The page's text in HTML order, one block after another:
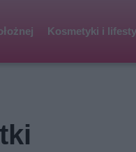
Kosmetyki i